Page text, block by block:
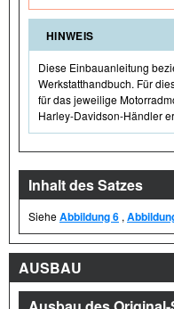
HINWEIS
Diese Einbauanleitung
Werkstatthandbuch. Für
für das jeweilige
Harley-Davidson-Händler
Inhalt des Satzes
SieheAbbildung 6 ,
AUSBAU